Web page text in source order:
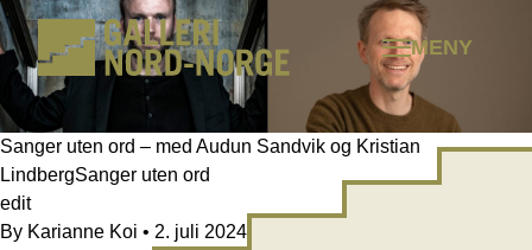
Hopp
til
innhold
MENY
Sanger uten ord – med Audun Sandvik og Kristian
LindbergSanger uten ord
edit
By Karianne Koi • 2. juli 2024